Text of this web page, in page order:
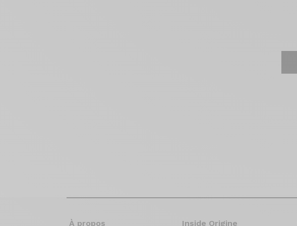
À propos Inside Origine